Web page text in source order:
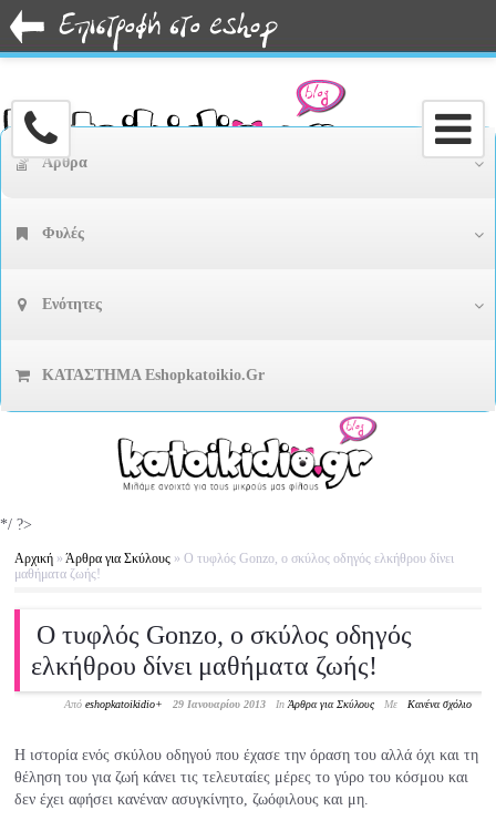
Άρθρα
Φυλές
Ενότητες
ΚΑΤΑΣΤΗΜΑ Eshopkatoikio.gr
*/ ?>
Αρχική »Άρθρα για Σκύλους »Ο τυφλός Gonzo, ο σκύλος οδηγός ελκήθρου δίνει
μαθήματα ζωής!
Ο τυφλός Gonzo, ο σκύλος οδηγός
ελκήθρου δίνει μαθήματα ζωής!
Απόeshopkatoikidio+ 29 Ιανουαρίου 2013 InΆρθρα για Σκύλους Με Κανένα σχόλιο
Η ιστορία ενός σκύλου οδηγού που έχασε την όραση του αλλά όχι και τη
θέληση του για ζωή κάνει τις τελευταίες μέρες το γύρο του κόσμου και
δεν έχει αφήσει κανέναν ασυγκίνητο, ζωόφιλους και μη.